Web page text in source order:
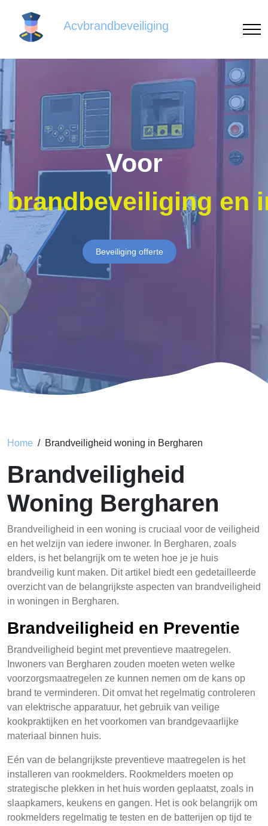
Acvbrandbeveiliging
Voor
brandbeveiliging en
Beveiliging offerte
Home Brandveiligheid woning in Bergharen
Brandveiligheid
Woning Bergharen
Brandveiligheid in een woning is cruciaal voor de veiligheid
en het welzijn van iedere inwoner. In Bergharen, zoals
elders, is het belangrijk om te weten hoe je je huis
brandveilig kunt maken. Dit artikel biedt een gedetailleerde
overzicht van de belangrijkste aspecten van brandveiligheid
in woningen in Bergharen.
Brandveiligheid en Preventie
Brandveiligheid begint met preventieve maatregelen.
Inwoners van Bergharen zouden moeten weten welke
voorzorgsmaatregelen ze kunnen nemen om de kans op
brand te verminderen. Dit omvat het regelmatig controleren
van elektrische apparatuur, het gebruik van veilige
kookpraktijken en het voorkomen van brandgevaarlijke
materiaal binnen huis.
Eén van de belangrijkste preventieve maatregelen is het
installeren van rookmelders. Rookmelders moeten op
strategische plekken in het huis worden geplaatst, zoals in
slaapkamers, keukens en gangen. Het is ook belangrijk om
rookmelders regelmatig te testen en de batterijen op tijd te